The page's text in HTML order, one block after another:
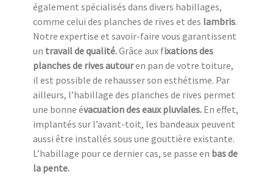
également spécialisés dans divers habillages,
comme celui des planches de rives et des lambris.
Notre expertise et savoir-faire vous garantissent
un travail de qualité.Grâce aux fixations des
planches de rives autouren pan de votre toiture,
il est possible de rehausser son esthétisme. Par
ailleurs, l’habillage des planches de rives permet
une bonne évacuation des eaux pluviales. En effet,
implantés sur l’avant-toit, les bandeaux peuvent
aussi être installés sous une gouttière existante.
L’habillage pour ce dernier cas, se passe en bas de
la pente.